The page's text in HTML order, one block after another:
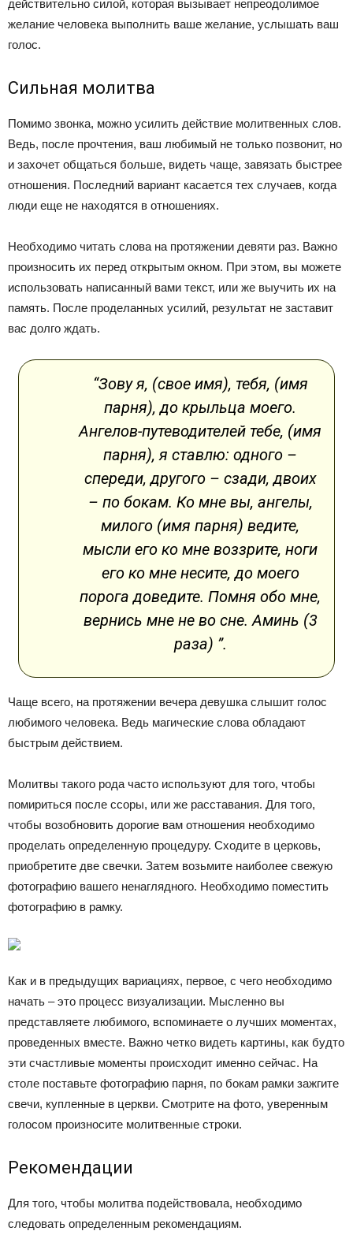
действительно силой, которая вызывает непреодолимое
желание человека выполнить ваше желание, услышать ваш
голос.
Сильная молитва
Помимо звонка, можно усилить действие молитвенных слов.
Ведь, после прочтения, ваш любимый не только позвонит, но
и захочет общаться больше, видеть чаще, завязать быстрее
отношения. Последний вариант касается тех случаев, когда
люди еще не находятся в отношениях.
Необходимо читать слова на протяжении девяти раз. Важно
произносить их перед открытым окном. При этом, вы можете
использовать написанный вами текст, или же выучить их на
память. После проделанных усилий, результат не заставит
вас долго ждать.
“Зову я, (свое имя), тебя, (имя
парня), до крыльца моего.
Ангелов-путеводителей тебе, (имя
парня), я ставлю: одного –
спереди, другого – сзади, двоих
– по бокам. Ко мне вы, ангелы,
милого (имя парня) ведите,
мысли его ко мне воззрите, ноги
его ко мне несите, до моего
порога доведите. Помня обо мне,
вернись мне не во сне. Аминь (3
раза) ”.
Чаще всего, на протяжении вечера девушка слышит голос
любимого человека. Ведь магические слова обладают
быстрым действием.
Молитвы такого рода часто используют для того, чтобы
помириться после ссоры, или же расставания. Для того,
чтобы возобновить дорогие вам отношения необходимо
проделать определенную процедуру. Сходите в церковь,
приобретите две свечки. Затем возьмите наиболее свежую
фотографию вашего ненаглядного. Необходимо поместить
фотографию в рамку.
Как и в предыдущих вариациях, первое, с чего необходимо
начать – это процесс визуализации. Мысленно вы
представляете любимого, вспоминаете о лучших моментах,
проведенных вместе. Важно четко видеть картины, как будто
эти счастливые моменты происходит именно сейчас. На
столе поставьте фотографию парня, по бокам рамки зажгите
свечи, купленные в церкви. Смотрите на фото, уверенным
голосом произносите молитвенные строки.
Рекомендации
Для того, чтобы молитва подействовала, необходимо
следовать определенным рекомендациям.